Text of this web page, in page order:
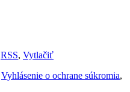
RSS, Vytlačiť
Vyhlásenie o ochrane súkromia,